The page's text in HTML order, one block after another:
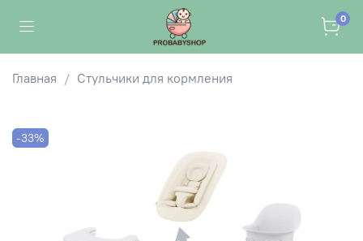
0
Главная Стульчики для кормления
-33%